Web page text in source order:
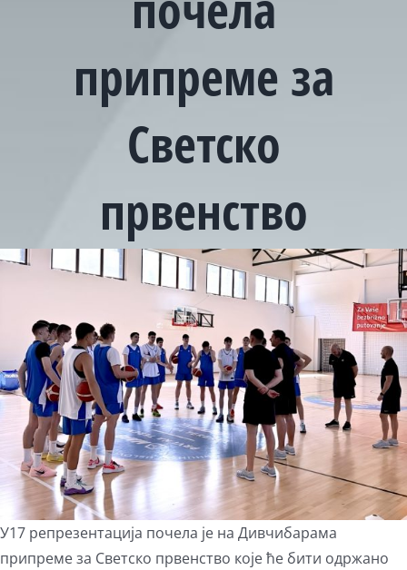
припреме за
Светско
првенство
View
У17 репрезентацијa почела је на Дивчибарама
припреме за Светско првенство које ће бити одржано